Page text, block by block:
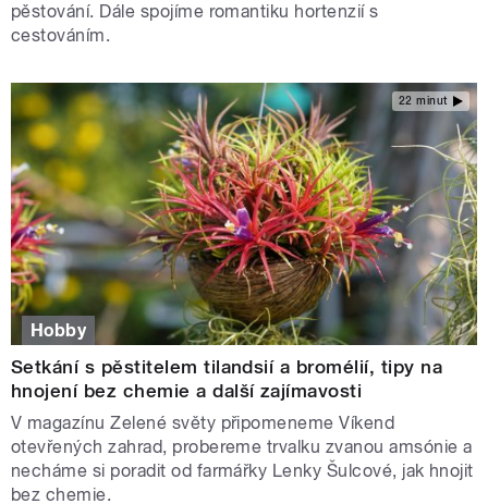
pěstování. Dále spojíme romantiku hortenzií s
cestováním.
22 minut
Hobby
Setkání s pěstitelem tilandsií a bromélií, tipy na
hnojení bez chemie a další zajímavosti
V magazínu Zelené světy připomeneme Víkend
otevřených zahrad, probereme trvalku zvanou amsónie a
necháme si poradit od farmářky Lenky Šulcové, jak hnojit
bez chemie.